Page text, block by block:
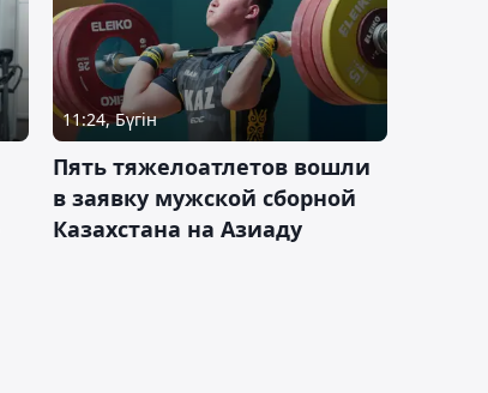
11:24, Бүгін
Пять тяжелоатлетов вошли
в заявку мужской сборной
Казахстана на Азиаду